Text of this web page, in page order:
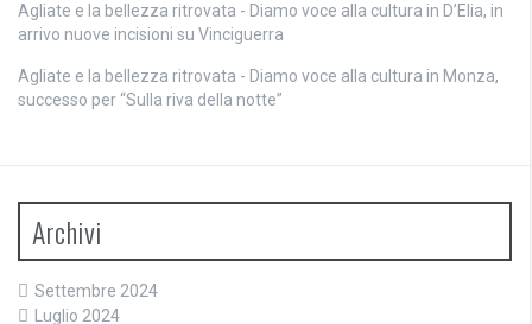
Agliate e la bellezza ritrovata - Diamo voce alla cultura in D’Elia, in
arrivo nuove incisioni su Vinciguerra
Agliate e la bellezza ritrovata - Diamo voce alla cultura in Monza,
successo per “Sulla riva della notte”
Archivi
Settembre 2024
Luglio 2024